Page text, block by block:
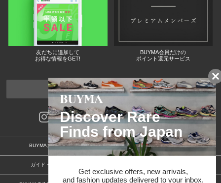
友だちに追加して
お得な情報をGET!
BUYMA会員だけの
ポイント還元サービス
ページトップへ
BUYMAスタートガイド 安心への取り組み
ガイド・お問い合わせ